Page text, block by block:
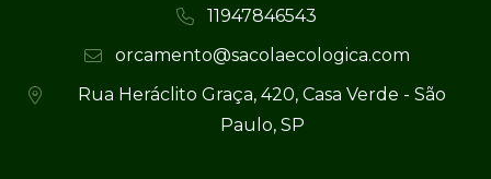
11947846543
orcamento@sacolaecologica.com
Rua Heráclito Graça, 420, Casa Verde - São
Paulo, SP